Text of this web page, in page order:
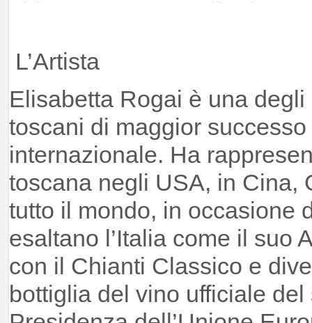
L’Artista
Elisabetta Rogai è una
toscani di maggior
internazionale. Ha
toscana negli USA, in Cina,
tutto il mondo, in occasione
esaltano l’Italia come il suo
con il Chianti Classico e
bottiglia del vino ufficiale